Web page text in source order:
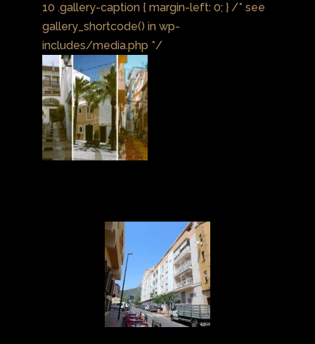
10 .gallery-caption { margin-left: 0; } /* see
gallery_shortcode() in wp-
includes/media.php */